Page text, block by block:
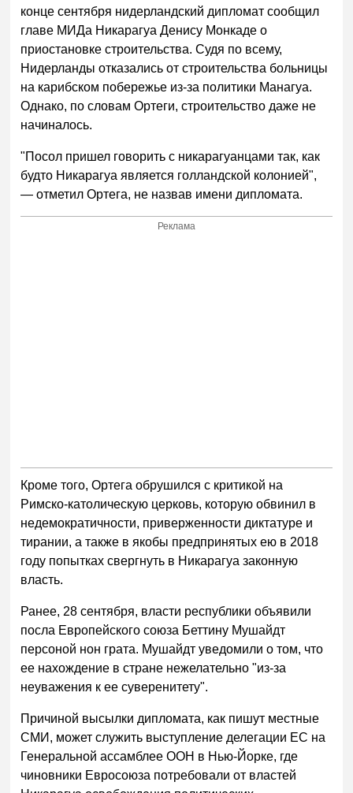
конце сентября нидерландский дипломат сообщил
главе МИДа Никарагуа Денису Монкаде о
приостановке строительства. Судя по всему,
Нидерланды отказались от строительства больницы
на карибском побережье из-за политики Манагуа.
Однако, по словам Ортеги, строительство даже не
начиналось.
"Посол пришел говорить с никарагуанцами так, как
будто Никарагуа является голландской колонией",
— отметил Ортега, не назвав имени дипломата.
Реклама
Кроме того, Ортега обрушился с критикой на
Римско-католическую церковь, которую обвинил в
недемократичности, приверженности диктатуре и
тирании, а также в якобы предпринятых ею в 2018
году попытках свергнуть в Никарагуа законную
власть.
Ранее, 28 сентября, власти республики объявили
посла Европейского союза Беттину Мушайдт
персоной нон грата. Мушайдт уведомили о том, что
ее нахождение в стране нежелательно "из-за
неуважения к ее суверенитету".
Причиной высылки дипломата, как пишут местные
СМИ, может служить выступление делегации ЕС на
Генеральной ассамблее ООН в Нью-Йорке, где
чиновники Евросоюза потребовали от властей